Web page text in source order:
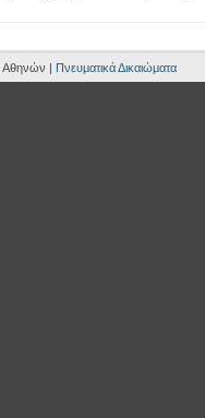
Αθηνών | Πνευματικά Δικαιώματα